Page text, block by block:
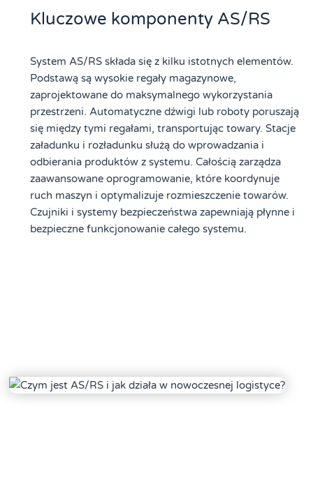
Kluczowe komponenty AS/RS
System AS/RS składa się z kilku istotnych elementów.
Podstawą są wysokie regały magazynowe,
zaprojektowane do maksymalnego wykorzystania
przestrzeni. Automatyczne dźwigi lub roboty poruszają
się między tymi regałami, transportując towary. Stacje
załadunku i rozładunku służą do wprowadzania i
odbierania produktów z systemu. Całością zarządza
zaawansowane oprogramowanie, które koordynuje
ruch maszyn i optymalizuje rozmieszczenie towarów.
Czujniki i systemy bezpieczeństwa zapewniają płynne i
bezpieczne funkcjonowanie całego systemu.